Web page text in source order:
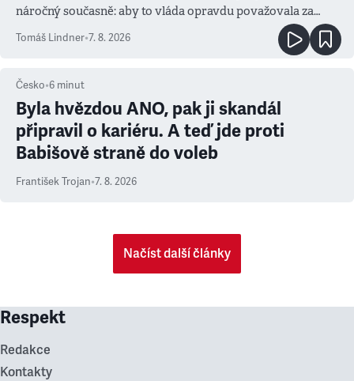
náročný současně: aby to vláda opravdu považovala za
prioritu
Tomáš Lindner•7. 8. 2026
Česko•6 minut
Byla hvězdou ANO, pak ji skandál
připravil o kariéru. A teď jde proti
Babišově straně do voleb
František Trojan•7. 8. 2026
Načíst další články
Respekt
Redakce
Kontakty